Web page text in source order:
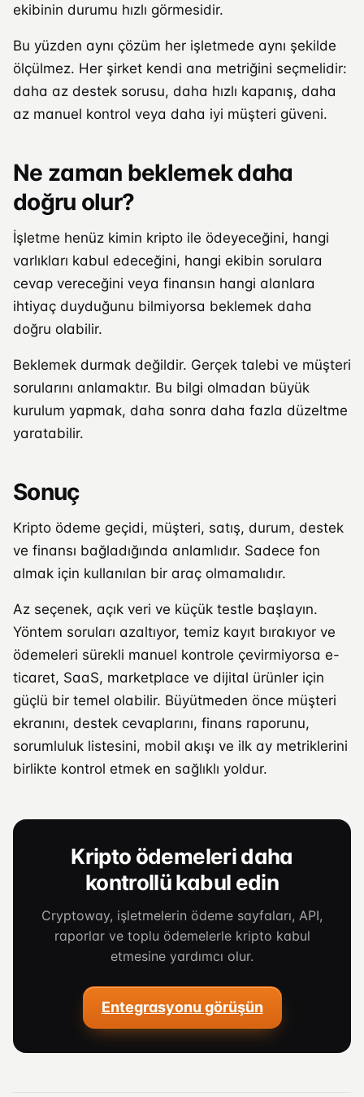
ekibinin durumu hızlı görmesidir.
Bu yüzden aynı çözüm her işletmede aynı şekilde
ölçülmez. Her şirket kendi ana metriğini seçmelidir:
daha az destek sorusu, daha hızlı kapanış, daha
az manuel kontrol veya daha iyi müşteri güveni.
Ne zaman beklemek daha
doğru olur?
İşletme henüz kimin kripto ile ödeyeceğini, hangi
varlıkları kabul edeceğini, hangi ekibin sorulara
cevap vereceğini veya finansın hangi alanlara
ihtiyaç duyduğunu bilmiyorsa beklemek daha
doğru olabilir.
Beklemek durmak değildir. Gerçek talebi ve müşteri
sorularını anlamaktır. Bu bilgi olmadan büyük
kurulum yapmak, daha sonra daha fazla düzeltme
yaratabilir.
Sonuç
Kripto ödeme geçidi, müşteri, satış, durum, destek
ve finansı bağladığında anlamlıdır. Sadece fon
almak için kullanılan bir araç olmamalıdır.
Az seçenek, açık veri ve küçük testle başlayın.
Yöntem soruları azaltıyor, temiz kayıt bırakıyor ve
ödemeleri sürekli manuel kontrole çevirmiyorsa e-
ticaret, SaaS, marketplace ve dijital ürünler için
güçlü bir temel olabilir. Büyütmeden önce müşteri
ekranını, destek cevaplarını, finans raporunu,
sorumluluk listesini, mobil akışı ve ilk ay metriklerini
birlikte kontrol etmek en sağlıklı yoldur.
Kripto ödemeleri daha
kontrollü kabul edin
Cryptoway, işletmelerin ödeme sayfaları, API,
raporlar ve toplu ödemelerle kripto kabul
etmesine yardımcı olur.
Entegrasyonu görüşün